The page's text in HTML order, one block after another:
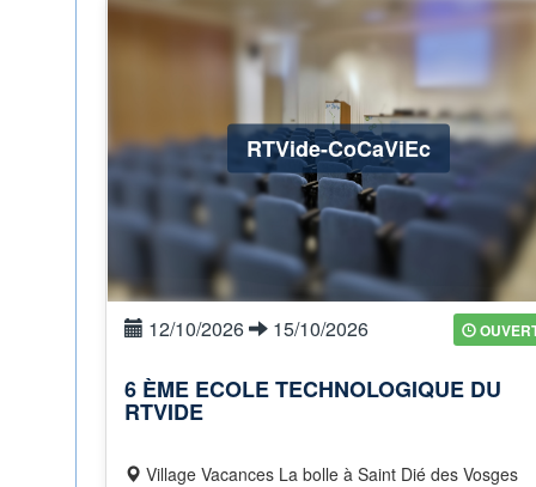
RTVide-CoCaViEc
12/10/2026 15/10/2026
6 ÈME ECOLE TECHNOLOGIQUE DU
RTVIDE
Village Vacances La bolle à Saint Dié des Vosges